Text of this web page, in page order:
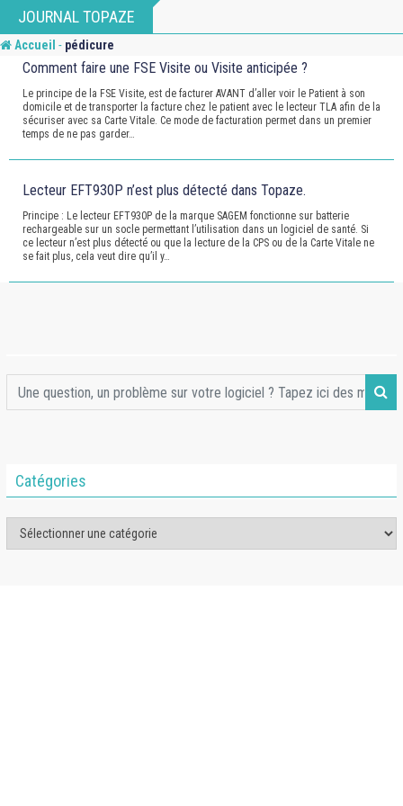
to
content
JOURNAL TOPAZE
Accueil - pédicure
Comment faire une FSE Visite ou Visite anticipée ?
Le principe de la FSE Visite, est de facturer AVANT d’aller voir le Patient à son
domicile et de transporter la facture chez le patient avec le lecteur TLA afin de la
sécuriser avec sa Carte Vitale. Ce mode de facturation permet dans un premier
temps de ne pas garder…
Lecteur EFT930P n’est plus détecté dans Topaze.
Principe : Le lecteur EFT930P de la marque SAGEM fonctionne sur batterie
rechargeable sur un socle permettant l’utilisation dans un logiciel de santé. Si
ce lecteur n’est plus détecté ou que la lecture de la CPS ou de la Carte Vitale ne
se fait plus, cela veut dire qu’il y…
Catégories
Catégories